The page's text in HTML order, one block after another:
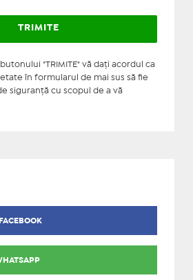
"TRIMITE" vă daţi acordul ca
în formularul de mai sus să fie
siguranţă cu scopul de a vă